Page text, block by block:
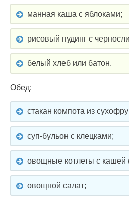
манная каша с яблоками;
рисовый пудинг с
белый хлеб или батон.
Обед:
стакан компота из
суп-бульон с клецками;
овощные котлеты с кашей
овощной салат;